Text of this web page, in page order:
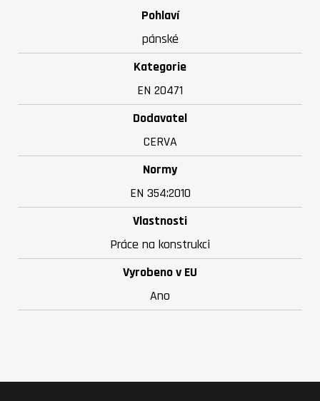
Pohlaví
pánské
Kategorie
EN 20471
Dodavatel
CERVA
Normy
EN 354:2010
Vlastnosti
Práce na konstrukci
Vyrobeno v EU
Ano